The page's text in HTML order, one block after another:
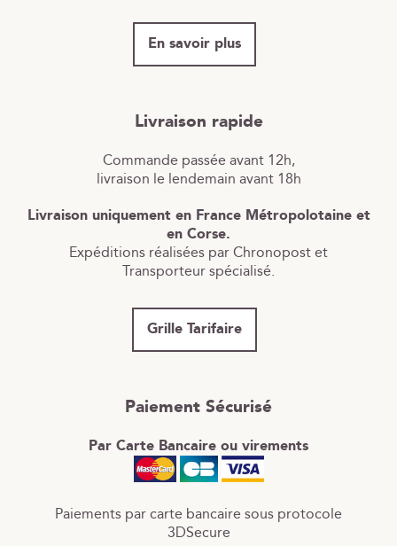
En savoir plus
Livraison rapide
Commande passée avant 12h,
livraison le lendemain avant 18h
Livraison uniquement en France Métropolotaine et
en Corse.
Expéditions réalisées par Chronopost et
Transporteur spécialisé.
Grille Tarifaire
Paiement Sécurisé
Par Carte Bancaire ou virements
Paiements par carte bancaire sous protocole
3DSecure